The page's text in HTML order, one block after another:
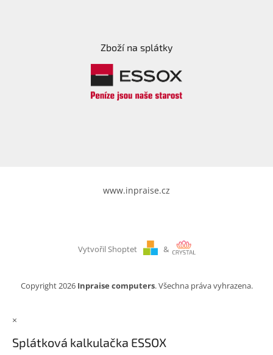
Zboží na splátky
www.inpraise.cz
Vytvořil Shoptet &
Copyright 2026 Inpraise computers. Všechna práva vyhrazena.
×
Splátková kalkulačka ESSOX